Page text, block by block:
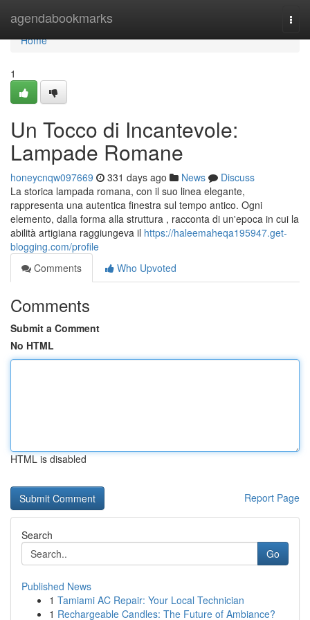
agendabookmarks
Home
Home
1
Un Tocco di Incantevole:
Lampade Romane
honeycnqw097669 331 days ago News
Discuss
La storica lampada romana, con il suo linea elegante,
rappresenta una autentica finestra sul tempo antico. Ogni
elemento, dalla forma alla struttura , racconta di un'epoca in cui la
abilità artigiana raggiungeva il https://haleemaheqa195947.get-
blogging.com/profile
Comments
Who Upvoted
Comments
Submit a Comment
No HTML
HTML is disabled
Report Page
Search
Go
Published News
1 Tamiami AC Repair: Your Local Technician
1 Rechargeable Candles: The Future of Ambiance?